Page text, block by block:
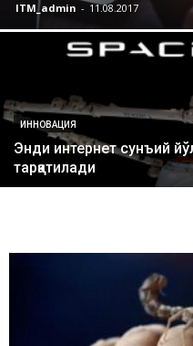
ITM_admin - 11.08.2017
ИННОВАЦИЯ
Энди интернет сунъий
тарқатилади